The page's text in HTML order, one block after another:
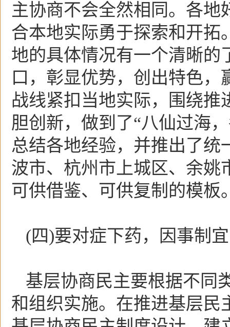
主协商不会全然相同。各
合本地实际勇于探索和开拓
地的具体情况有一个清晰的
口，彰显优势，创出特色
战线紧扣当地实际，围绕推
胆创新，做到了“八仙过海
总结各地经验，并推出了统
波市、杭州市上城区、余姚
可供借鉴、可供复制的模板
(四)要对症下药，因事制宜
基层协商民主要根据不同
和组织实施。在推进基层民